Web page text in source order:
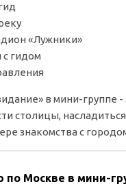
«Лужники»
гидом
в мини-группе
столицы,
знакомства с
по Москве в мини-